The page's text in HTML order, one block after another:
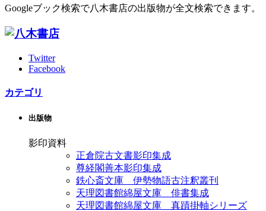
Googleブック検索で八木書店の出版物が全文検索できます。
Twitter
Facebook
カテゴリ
出版物
影印資料
正倉院古文書影印集成
尊経閣善本影印集成
鉄心斎文庫 伊勢物語古注釈叢刊
天理図書館綿屋文庫 俳書集成
天理図書館綿屋文庫 真蹟掛軸シリーズ